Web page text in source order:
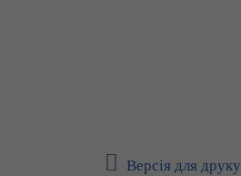
Версія для друку